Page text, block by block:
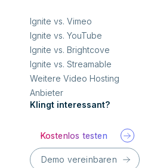
Ignite vs. Vimeo
Ignite vs. YouTube
Ignite vs. Brightcove
Ignite vs. Streamable
Weitere Video Hosting
Anbieter
Klingt interessant?
Kostenlos testen
Demo vereinbaren